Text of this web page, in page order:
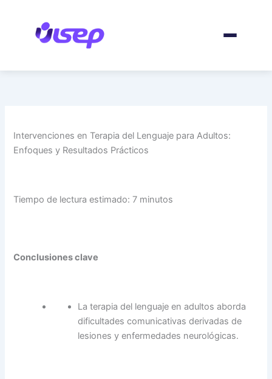
contenido
Intervenciones en Terapia del Lenguaje para Adultos:
Enfoques y Resultados Prácticos
Tiempo de lectura estimado: 7 minutos
Conclusiones clave
La terapia del lenguaje en adultos aborda
dificultades comunicativas derivadas de
lesiones y enfermedades neurológicas.